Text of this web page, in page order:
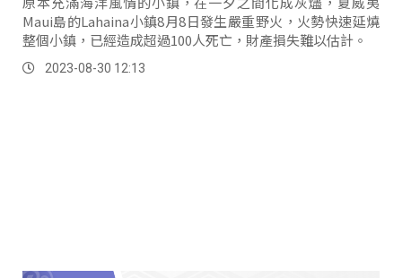
Maui島的Lahaina小鎮8月8日發生嚴重野火，火勢快速延燒
整個小鎮，已經造成超過100人死亡，財產損失難以估計。
2023-08-30 12:13